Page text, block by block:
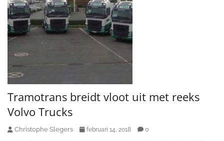
Tramotrans breidt vloot uit met reeks
Volvo Trucks
Christophe Slegers februari 14, 2018 0